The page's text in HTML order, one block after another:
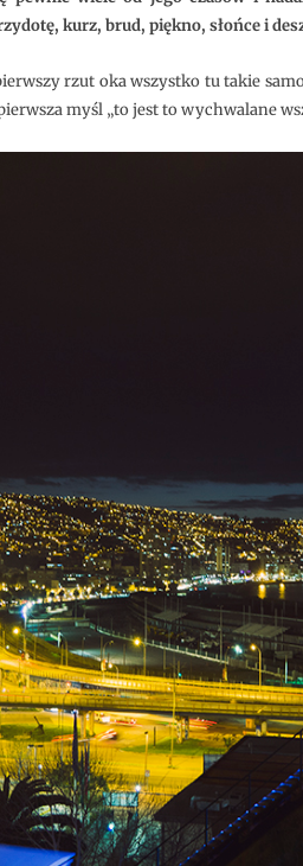
kurz, brud, piękno, słońce i
rzut oka wszystko tu takie
myśl „to jest to wychwalane